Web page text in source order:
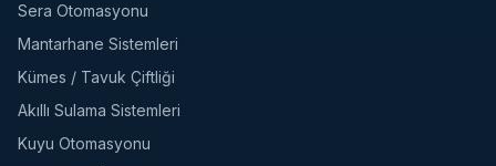
Sera Otomasyonu
Mantarhane Sistemleri
Kümes / Tavuk Çiftliği
Akıllı Sulama Sistemleri
Kuyu Otomasyonu